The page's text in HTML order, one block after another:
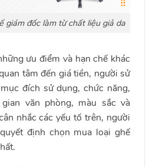
giám đốc làm từ chất liệu giả da
ưu điểm và hạn chế khác
tâm đến giá tiền, người sử
đích sử dụng, chức năng,
văn phòng, màu sắc và
nhắc các yếu tố trên, người
định chọn mua loại ghế